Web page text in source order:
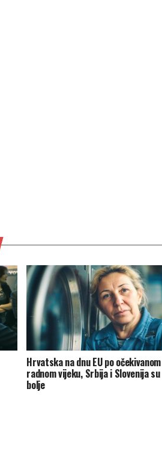
Hrvatska na dnu EU po očekivanom
radnom vijeku, Srbija i Slovenija su
bolje